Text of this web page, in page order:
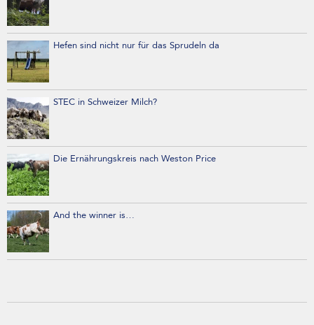
Hefen sind nicht nur für das Sprudeln da
STEC in Schweizer Milch?
Die Ernährungskreis nach Weston Price
And the winner is…